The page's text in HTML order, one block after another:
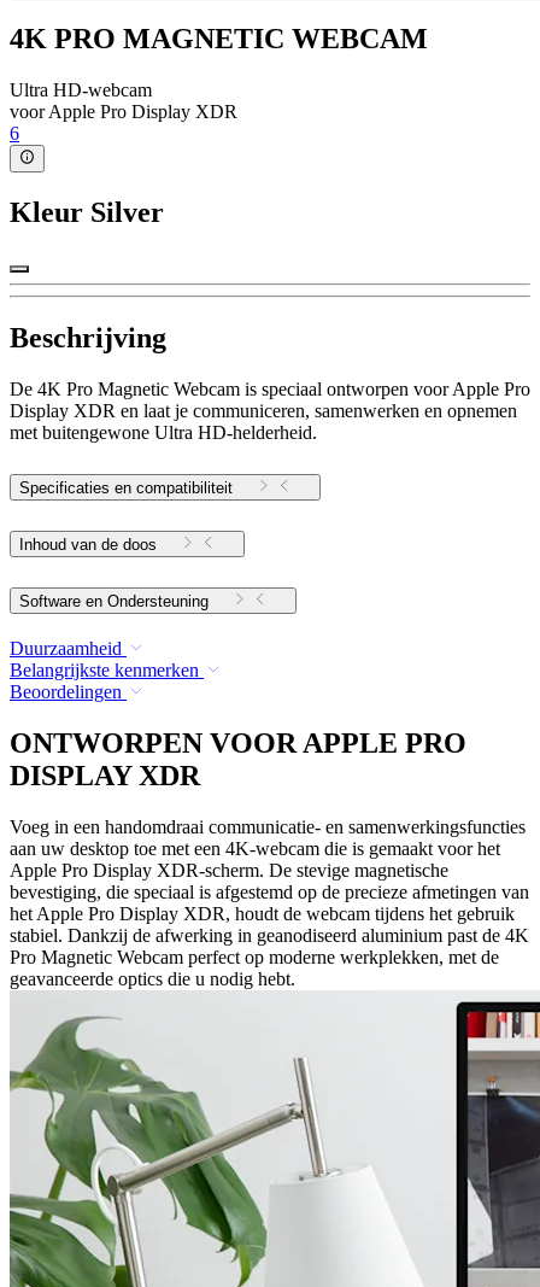
4K PRO MAGNETIC WEBCAM
Ultra HD-webcam
voor Apple Pro Display XDR
6
Kleur Silver
Beschrijving
De 4K Pro Magnetic Webcam is speciaal ontworpen voor Apple Pro
Display XDR en laat je communiceren, samenwerken en opnemen
met buitengewone Ultra HD-helderheid.
Specificaties en compatibiliteit
Inhoud van de doos
Software en Ondersteuning
Duurzaamheid
Belangrijkste kenmerken
Beoordelingen
ONTWORPEN VOOR APPLE PRO
DISPLAY XDR
Voeg in een handomdraai communicatie- en samenwerkingsfuncties
aan uw desktop toe met een 4K-webcam die is gemaakt voor het
Apple Pro Display XDR-scherm. De stevige magnetische
bevestiging, die speciaal is afgestemd op de precieze afmetingen van
het Apple Pro Display XDR, houdt de webcam tijdens het gebruik
stabiel. Dankzij de afwerking in geanodiseerd aluminium past de 4K
Pro Magnetic Webcam perfect op moderne werkplekken, met de
geavanceerde optics die u nodig hebt.